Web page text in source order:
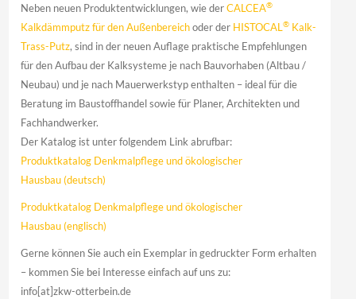
Neben neuen Produktentwicklungen, wie derCALCEA®
Kalkdämmputz für den Außenbereichoder der HISTOCAL® Kalk-
Trass-Putz, sind in der neuen Auflage praktische Empfehlungen
für den Aufbau der Kalksysteme je nach Bauvorhaben (Altbau /
Neubau) und je nach Mauerwerkstyp enthalten – ideal für die
Beratung im Baustoffhandel sowie für Planer, Architekten und
Fachhandwerker.
Der Katalog ist unter folgendem Link abrufbar:
Produktkatalog Denkmalpflege und ökologischer
Hausbau (deutsch)
Produktkatalog Denkmalpflege und ökologischer
Hausbau (englisch)
Gerne können Sie auch ein Exemplar in gedruckter Form erhalten
– kommen Sie bei Interesse einfach auf uns zu:
info[at]zkw-otterbein.de